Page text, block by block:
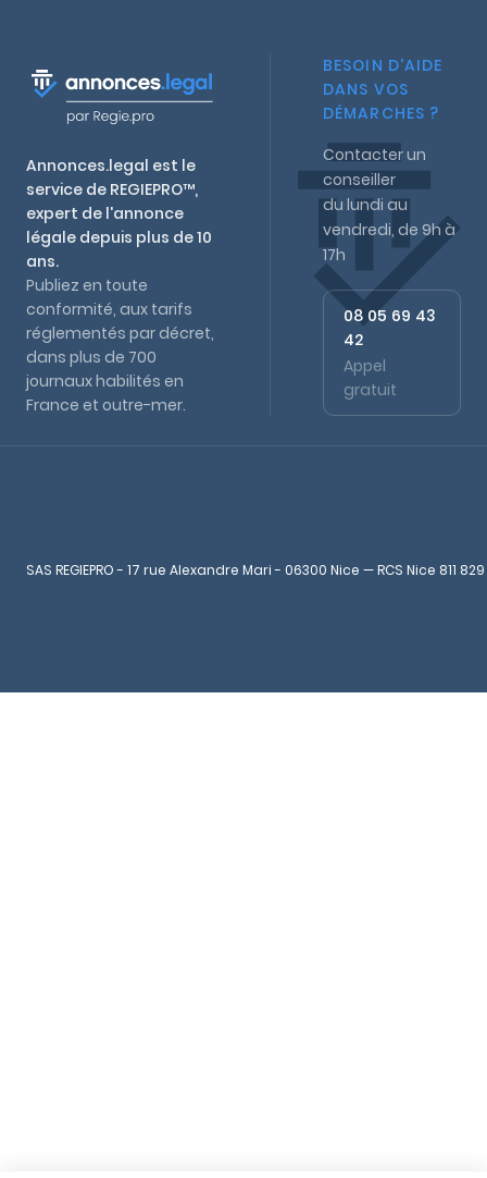
Annonces.legal est le
service de REGIEPRO™,
expert de l'annonce
légale depuis plus de 10
ans.
Publiez en toute
conformité, aux tarifs
réglementés par décret,
dans plus de 700
journaux habilités en
France et outre-mer.
BESOIN D'AIDE
DANS VOS
DÉMARCHES ?
Contacter un
conseiller
du lundi au
vendredi, de 9h à
17h
08 05 69 43
42
Appel
gratuit
SAS REGIEPRO - 17 rue Alexandre Mari - 06300 Nice — RCS Nice 811